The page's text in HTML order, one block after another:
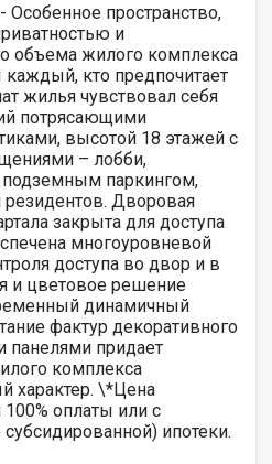
пространство,
и
объема жилого комплекса
кто предпочитает
жилья чувствовал себя
потрясающими
высотой 18 этажей с
– лобби,
паркингом,
Дворовая
закрыта для доступа
многоуровневой
доступа во двор и в
и цветовое решение
динамичный
фактур декоративного
панелями придает
комплекса
характер. \*Цена
100% оплаты или с
ипотеки.